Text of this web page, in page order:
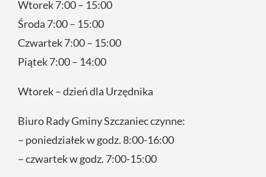
Wtorek 7:00 – 15:00
Środa 7:00 – 15:00
Czwartek 7:00 – 15:00
Piątek 7:00 – 14:00
Wtorek – dzień dla Urzędnika
Biuro Rady Gminy Szczaniec czynne:
– poniedziałek w godz. 8:00-16:00
– czwartek w godz. 7:00-15:00